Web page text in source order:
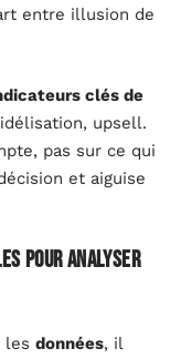
entre illusion de
clés de
upsell.
pas sur ce qui
et aiguise
pour analyser
les données, il